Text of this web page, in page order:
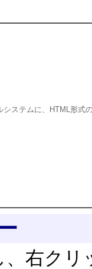
ステムに、HTML形式
右ク